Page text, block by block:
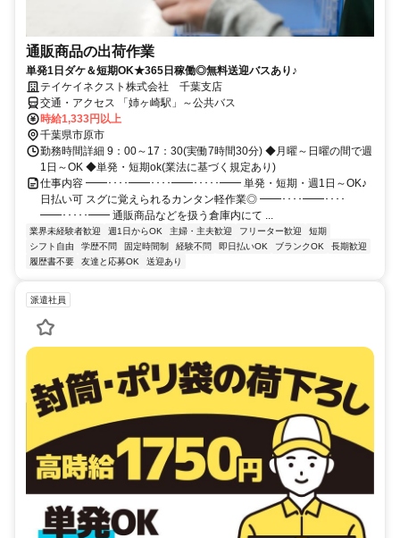
通販商品の出荷作業
単発1日ダケ＆短期OK★365日稼働◎無料送迎バスあり♪
テイケイネクスト株式会社 千葉支店
交通・アクセス 「姉ヶ崎駅」～公共バス
時給1,333円以上
千葉県市原市
勤務時間詳細 9：00～17：30(実働7時間30分) ◆月曜～日曜の間で週
1日～OK ◆単発・短期ok(業法に基づく規定あり)
仕事内容 ━━････━━････━━･････━━ 単発・短期・週1日～OK♪
日払い可 スグに覚えられるカンタン軽作業◎ ━━････━━････
━━･････━━ 通販商品などを扱う倉庫内にて ...
業界未経験者歓迎 週1日からOK 主婦・主夫歓迎 フリーター歓迎
短期
シフト自由
学歴不問 固定時間制 経験不問 即日払いOK ブランクOK
長期歓迎
履歴書不要
友達と応募OK 送迎あり
派遣社員